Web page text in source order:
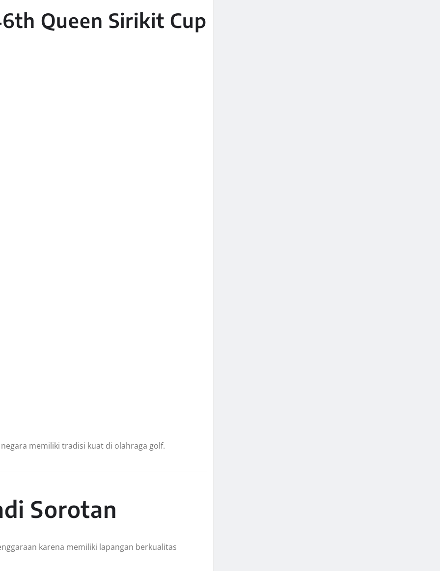
Queen Sirikit Cup
memiliki tradisi kuat di olahraga golf.
Sorotan
karena memiliki lapangan berkualitas